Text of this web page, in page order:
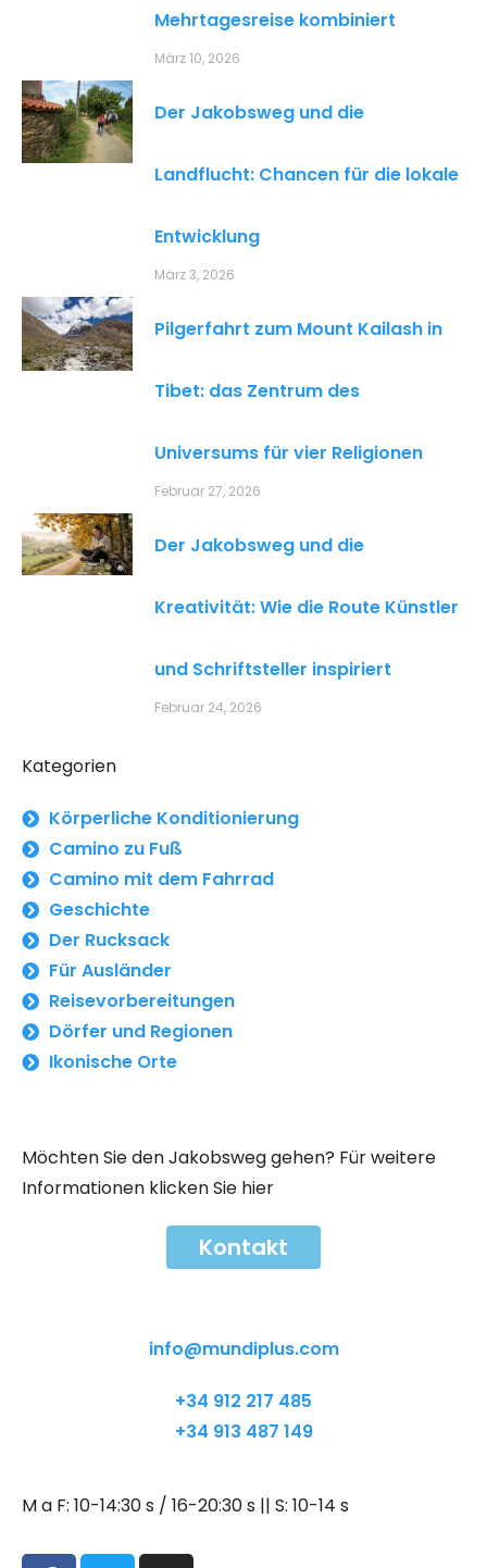
Mehrtagesreise kombiniert
März 10, 2026
Der Jakobsweg und die
Landflucht: Chancen für die lokale
Entwicklung
März 3, 2026
Pilgerfahrt zum Mount Kailash in
Tibet: das Zentrum des
Universums für vier Religionen
Februar 27, 2026
Der Jakobsweg und die
Kreativität: Wie die Route Künstler
und Schriftsteller inspiriert
Februar 24, 2026
Kategorien
Körperliche Konditionierung
Camino zu Fuß
Camino mit dem Fahrrad
Geschichte
Der Rucksack
Für Ausländer
Reisevorbereitungen
Dörfer und Regionen
Ikonische Orte
Möchten Sie den Jakobsweg gehen? Für weitere
Informationen klicken Sie hier
Kontakt
info@mundiplus.com
+34 912 217 485
+34 913 487 149
M a F: 10-14:30 s / 16-20:30 s || S: 10-14 s